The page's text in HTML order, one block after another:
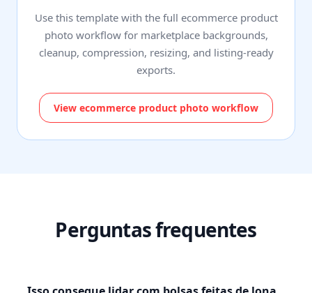
Use this template with the full ecommerce product
photo workflow for marketplace backgrounds,
cleanup, compression, resizing, and listing-ready
exports.
View ecommerce product photo workflow
Perguntas frequentes